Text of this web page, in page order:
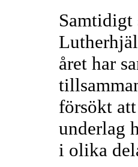
Samtidigt
året har
försökt
underlag
i olika